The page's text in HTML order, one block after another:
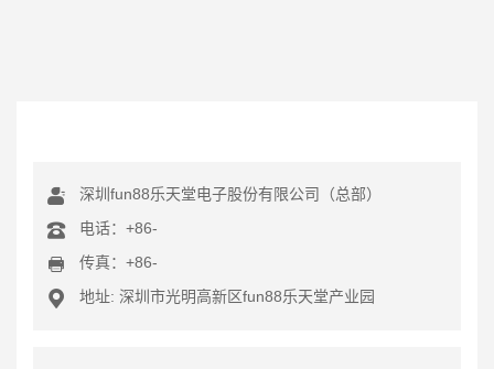
深圳fun88乐天堂电子股份有限公司（总部）
电话：+86-
传真： +86-
地址: 深圳市光明高新区fun88乐天堂产业园